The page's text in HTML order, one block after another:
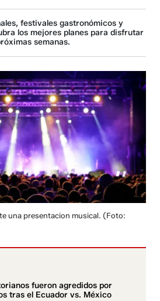
festivales gastronómicos y
los mejores planes para disfrutar
semanas.
una presentacion musical. (Foto:
fueron agredidos por
tras el Ecuador vs. México